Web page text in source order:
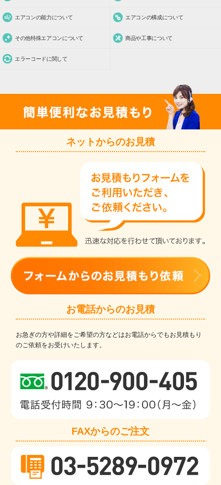
エアコンの能力について エアコンの構成について
その他特殊エアコンについて 商品や工事について
エラーコードに関して
ネットからのお見積
お電話からのお見積
お急ぎの方や詳細をご希望の方などはお電話からでもお見積もり
のご依頼をお受けいたします。
FAXからのご注文